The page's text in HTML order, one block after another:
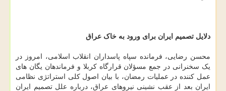
دلایل تصمیم ایران برای ورود به خاک عراق
محسن رضایی، فرمانده سپاه پاسداران انقلاب اسلامی، امروز در
یک سخنرانی در جمع مسؤلان قرارگاه کربلا و فرماندهان یگان های
عمل کننده در عملیات رمضان، با بیان اصول کلی استراتژی نظامی
ایران بعد از عقب نشینی نیروهای عراق، درباره علل تصمیم ایران